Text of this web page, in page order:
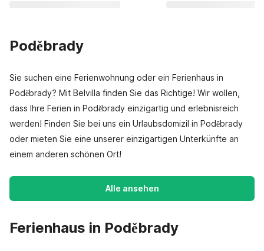
Poděbrady
Sie suchen eine Ferienwohnung oder ein Ferienhaus in
Poděbrady? Mit Belvilla finden Sie das Richtige! Wir wollen,
dass Ihre Ferien in Poděbrady einzigartig und erlebnisreich
werden! Finden Sie bei uns ein Urlaubsdomizil in Poděbrady
oder mieten Sie eine unserer einzigartigen Unterkünfte an
einem anderen schönen Ort!
Alle ansehen
Ferienhaus in Poděbrady